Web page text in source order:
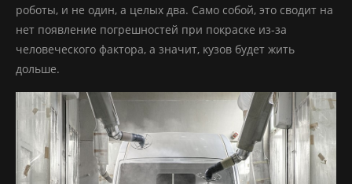
роботы, и не один, а целых два. Само собой, это сводит на
нет появление погрешностей при покраске из-за
человеческого фактора, а значит, кузов будет жить
дольше.